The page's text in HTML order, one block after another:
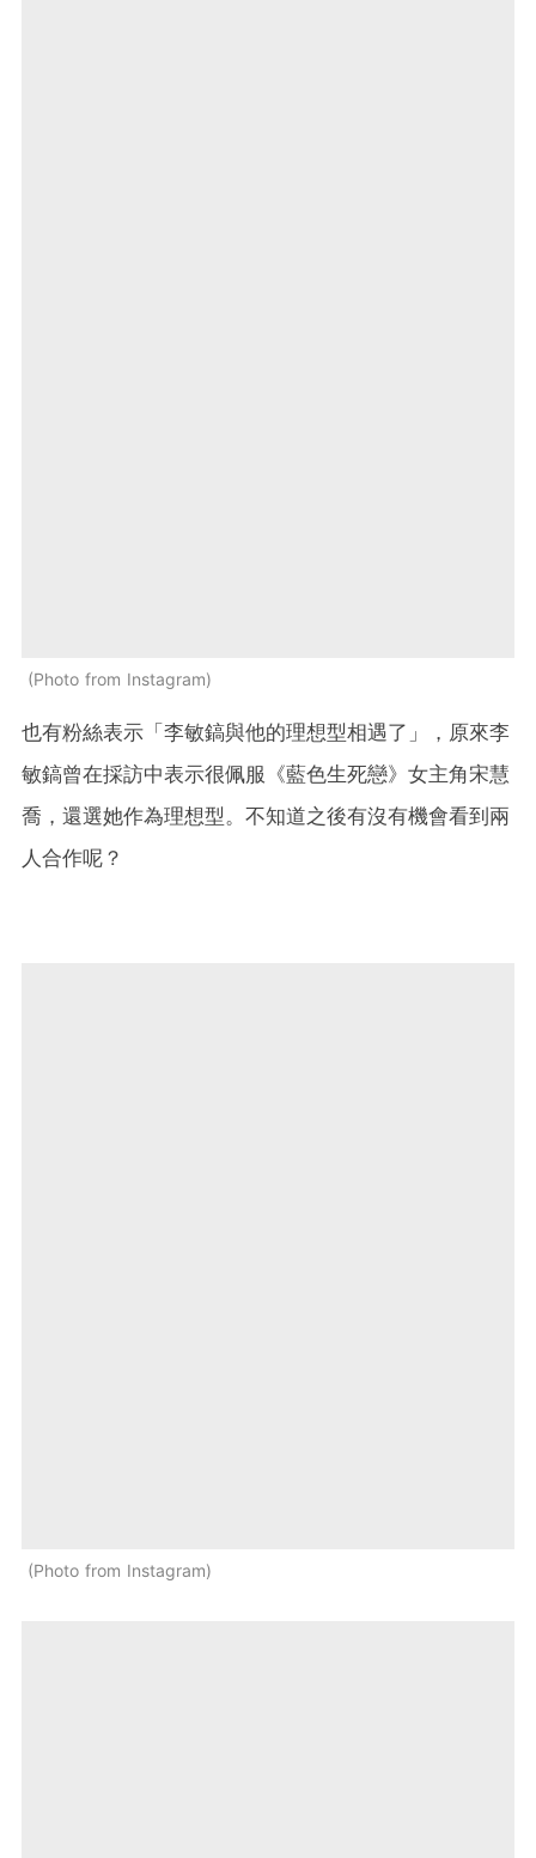
Photo from Instagram
也有粉絲表示「李敏鎬與他的理想型相遇了」，原來李
敏鎬曾在採訪中表示很佩服《藍色生死戀》女主角宋慧
喬，還選她作為理想型。不知道之後有沒有機會看到兩
人合作呢？
Photo from Instagram